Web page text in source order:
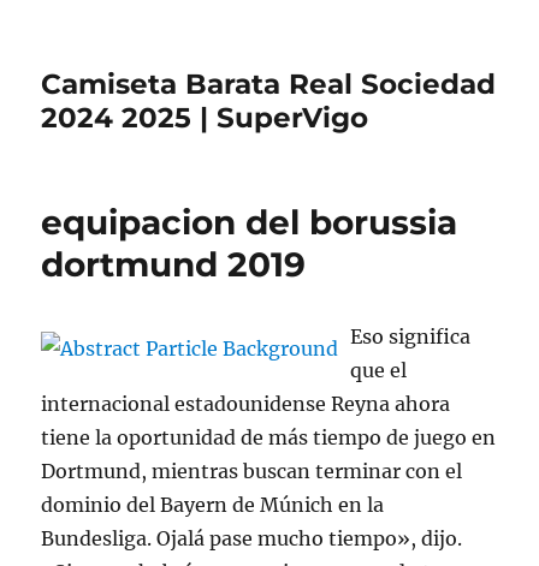
Camiseta Barata Real Sociedad
2024 2025 | SuperVigo
equipacion del borussia
dortmund 2019
Eso significa
que el
internacional estadounidense Reyna ahora
tiene la oportunidad de más tiempo de juego en
Dortmund, mientras buscan terminar con el
dominio del Bayern de Múnich en la
Bundesliga. Ojalá pase mucho tiempo», dijo.